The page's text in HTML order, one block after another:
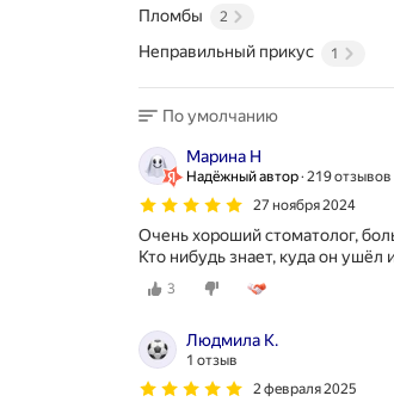
Пломбы
2
Неправильный прикус 1
По умолчанию
Марина Н
Надёжный автор 219 отзывов
27 ноября 2024
Очень хороший стоматолог,
Кто нибудь знает, куда он ушёл
3
Людмила К.
1 отзыв
2 февраля 2025